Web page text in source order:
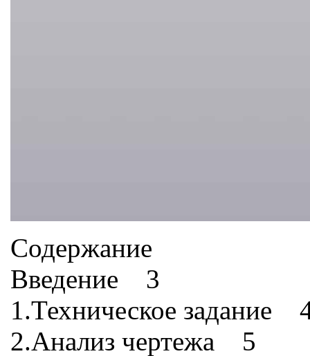
Содержание
Введение 3
1.Техническое задание
2.Анализ чертежа 5